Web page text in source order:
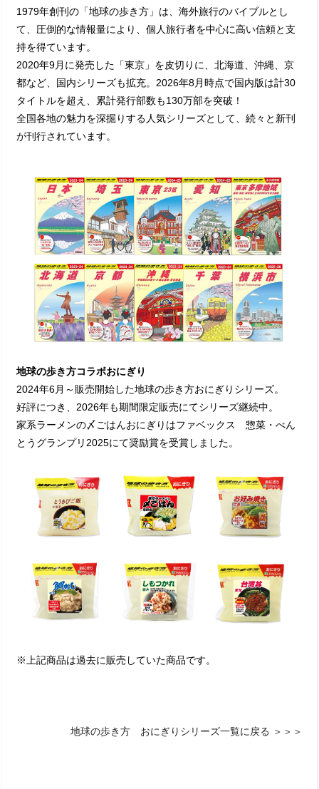
1979年創刊の「地球の歩き方」は、海外旅行のバイブルとし
て、圧倒的な情報量により、個人旅行者を中心に高い信頼と支
持を得ています。
2020年9月に発売した「東京」を皮切りに、北海道、沖縄、京
都など、国内シリーズも拡充。2026年8月時点で国内版は計30
タイトルを超え、累計発行部数も130万部を突破！
全国各地の魅力を深掘りする人気シリーズとして、続々と新刊
が刊行されています。
地球の歩き方コラボおにぎり
2024年6月～販売開始した地球の歩き方おにぎりシリーズ。
好評につき、2026年も期間限定販売にてシリーズ継続中。
家系ラーメンの〆ごはんおにぎりはファベックス 惣菜・べん
とうグランプリ2025にて奨励賞を受賞しました。
※上記商品は過去に販売していた商品です。
地球の歩き方 おにぎりシリーズ一覧に戻る ＞＞＞